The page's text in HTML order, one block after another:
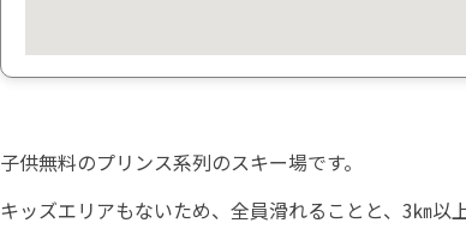
子供無料のプリンス系列のスキー場です。
キッズエリアもないため、全員滑れることと、3㎞以